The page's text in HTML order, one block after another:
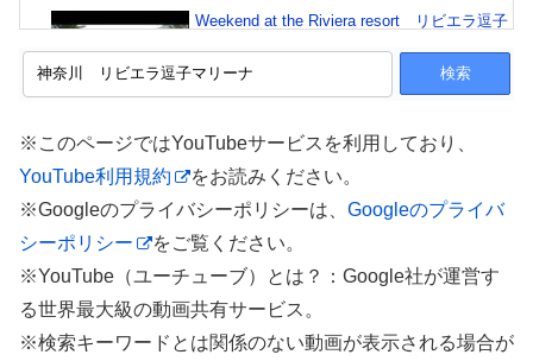
Weekend at the Riviera resort リビエラ逗子
リビエラ逗子マリーナ 2011
【マリブファーム逗子マリーナ】
MALIBUFARM RIVIERA-ZUSHI-MARINA
の人気店 マリブホテル Farm to table
※このページではYouTubeサービスを利用しており、
YouTube利用規約
をお読みください。
※Googleのプライバシーポリシーは、 Googleのプライバ
シーポリシー
をご覧ください。
※YouTube（ユーチューブ）とは？：Google社が運営す
る世界最大級の動画共有サービス。
※検索キーワードとは関係のない動画が表示される場合が